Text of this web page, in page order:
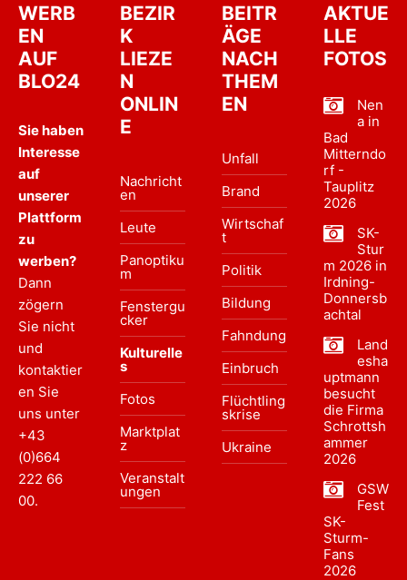
WERB
EN
AUF
BLO24
Sie haben
Interesse
auf
unserer
Plattform
zu
werben?
Dann
zögern
Sie nicht
und
kontaktier
en Sie
uns unter
+43
(0)664
222 66
00.
BEZIR
K
LIEZE
N
ONLIN
E
Nachricht
en
Leute
Panoptiku
m
Fenstergu
cker
Kulturelle
s
Fotos
Marktplat
z
Veranstalt
ungen
BEITR
ÄGE
NACH
THEM
EN
Unfall
Brand
Wirtschaf
t
Politik
Bildung
Fahndung
Einbruch
Flüchtling
skrise
Ukraine
AKTUE
LLE
FOTOS
Nen
a in
Bad
Mitterndo
rf -
Tauplitz
2026
SK-
Stur
m 2026 in
Irdning-
Donnersb
achtal
Land
esha
uptmann
besucht
die Firma
Schrottsh
ammer
2026
GSW
Fest
SK-
Sturm-
Fans
2026